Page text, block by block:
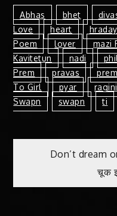
Abhas Bhet
Love
Heart Hraday
Poem
Lover Mazi
Kavitetun
Nadi
Prem
Pravas Prem
To Girl
Pyar Ragini
Swapn
Swapn Ti
Post
Don’t dream
चूक